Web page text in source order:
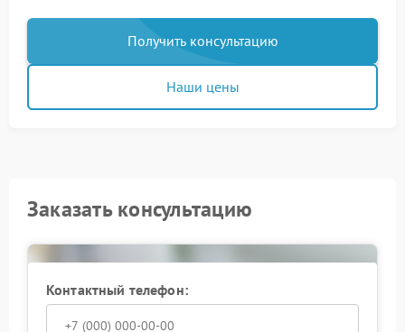
Получить консультацию
Наши цены
Заказать консультацию
Контактный телефон: